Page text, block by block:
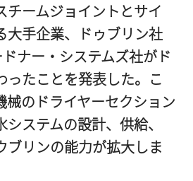
チームジョイントとサイ
大手企業、ドゥブリン社
ナー・システムズ社がド
ったことを発表した。こ
械のドライヤーセクション
ステムの設計、供給、
ブリンの能力が拡大しま